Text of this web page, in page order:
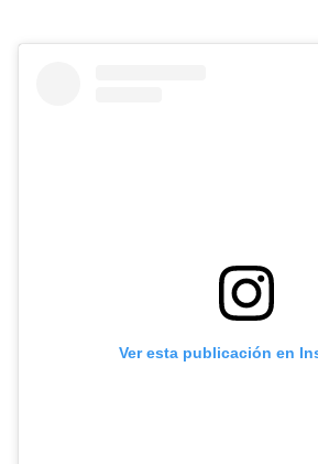
Ver esta publicación en